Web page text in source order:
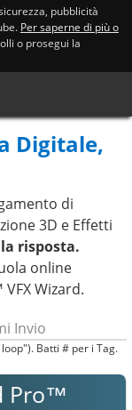
pubblicità
Per saperne di più o
o prosegui la
Digitale,
di
3D e Effetti
risposta.
online
Wizard.
Batti # per i Tag.
Pro™